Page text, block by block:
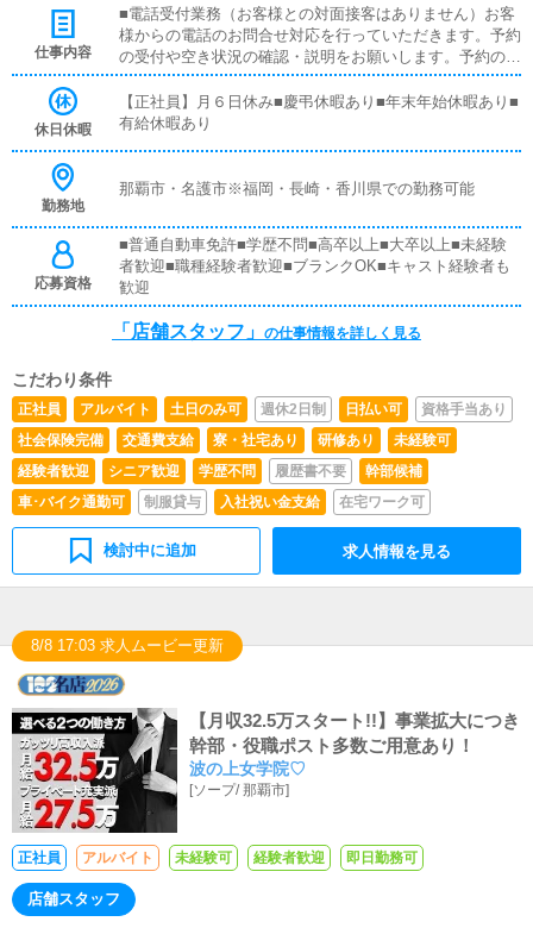
仕事内容
■電話受付業務（お客様との対面接客はありません）お客
様からの電話のお問合せ対応を行っていただきます。予約
の受付や空き状況の確認・説明をお願いします。予約の確
定後はキャストやドライバーに通達します。簡単なマニュ
アルや先輩スタッフに気軽に聞ける環境ですので、未経験
でも安心して働けます。■PC更新業務ヘブンネットなど、
なります。基本的にはボタンを押すだけや、ブログの更新
手な人でも簡単にできます。■清掃・備品管理お客様やキ
ャストの方に快適にお過ごしいただくため、店内の清掃や
備品の管理・補充を行っていただきます。
休日休暇
【正社員】月６日休み■慶弔休暇あり■年末年始休暇あり■
有給休暇あり
勤務地
那覇市・名護市※福岡・長崎・香川県での勤務可能
応募資格
■普通自動車免許■学歴不問■高卒以上■大卒以上■未経験
者歓迎■職種経験者歓迎■ブランクOK■キャスト経験者も
歓迎
「店舗スタッフ」 の仕事情報を詳しく見る
こだわり条件
正社員 アルバイト 土日のみ可 週休2日制 日払い可
資格手当あり
社会保険完備
交通費支給 寮・社宅あり 研修あり
未経験可
経験者歓迎
シニア歓迎 学歴不問 履歴書不要
幹部候補
車･バイク通勤可
制服貸与 入社祝い金支給 在宅ワーク可
検討中に追加 求人情報を見る
8/8 17:03 求人ムービー更新
【月収32.5万スタート!!】事業拡大につき
幹部・役職ポスト多数ご用意あり！
波の上女学院♡
[ソープ/那覇市]
正社員 アルバイト 未経験可 経験者歓迎 即日勤務可
店舗スタッフ